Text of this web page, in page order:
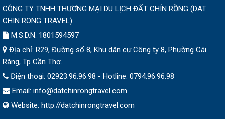
CÔNG TY TNHH THƯƠNG MẠI DU LỊCH ĐẤT CHÍN RỒNG (DAT
CHIN RONG TRAVEL)
M.S.D.N: 1801594597
Địa chỉ: R29, Đường số 8, Khu dân cư Công ty 8, Phường Cái
Răng, Tp Cần Thơ.
Điện thoại: 02923.96.96.98 - Hotline: 0794.96.96.98
Email: info@datchinrongtravel.com
Website: http://datchinrongtravel.com